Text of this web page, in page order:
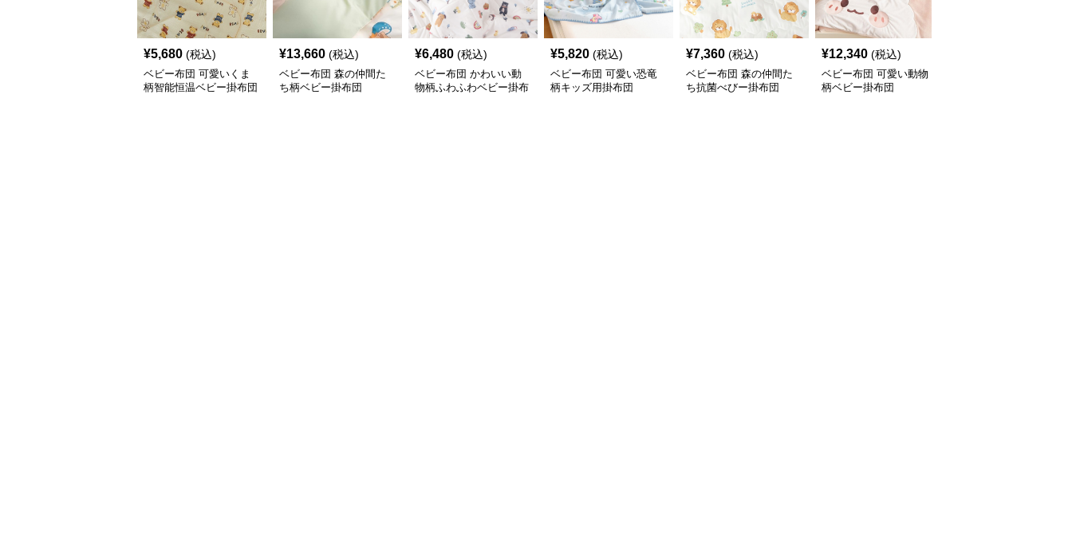
¥5,680 (税込)
ベビー布団 可愛いくま
柄智能恒温ベビー掛布団
¥13,660 (税込)
ベビー布団 森の仲間た
ち柄ベビー掛布団
¥6,480 (税込)
ベビー布団 かわいい動
物柄ふわふわベビー掛布
¥5,820 (税込)
ベビー布団 可愛い恐竜
柄キッズ用掛布団
¥7,360 (税込)
ベビー布団 森の仲間た
ち抗菌べびー掛布団
¥12,340 (税込)
ベビー布団 可愛い動物
柄ベビー掛布団